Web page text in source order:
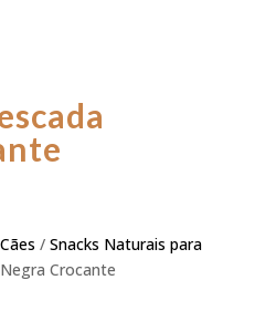
/ Snacks Naturais para
Crocante